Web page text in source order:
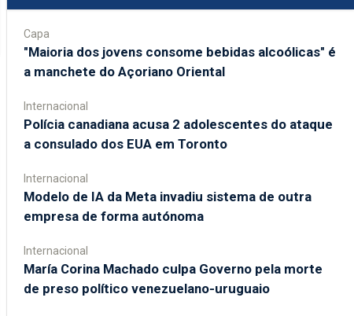
Capa
"Maioria dos jovens consome bebidas alcoólicas" é
a manchete do Açoriano Oriental
Internacional
Polícia canadiana acusa 2 adolescentes do ataque
a consulado dos EUA em Toronto
Internacional
Modelo de IA da Meta invadiu sistema de outra
empresa de forma autónoma
Internacional
María Corina Machado culpa Governo pela morte
de preso político venezuelano-uruguaio